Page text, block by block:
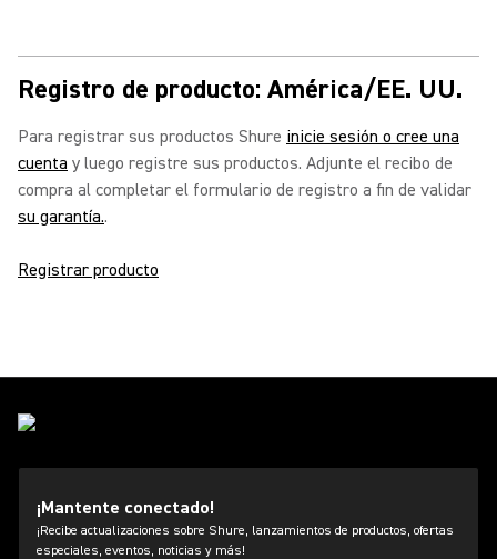
Registro de producto: América/EE. UU.
Para registrar sus productos Shure inicie sesión o cree una
cuenta y luego registre sus productos. Adjunte el recibo de
compra al completar el formulario de registro a fin de validar
su garantía..
Registrar producto
¡Mantente conectado!
¡Recibe actualizaciones sobre Shure, lanzamientos de productos, ofertas
especiales, eventos, noticias y más!